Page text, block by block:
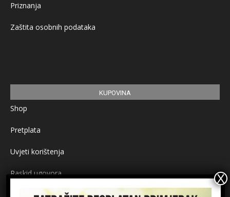
Priznanja
Zaštita osobnih podataka
KUPOVINA
Shop
Pretplata
Uvjeti korištenja
Raskid ugovora
Načini plaćanja